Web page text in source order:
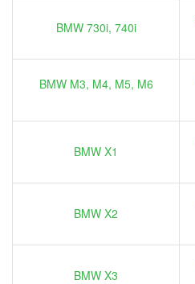
BMW 730i, 740i
BMW M3, M4, M5, M6
BMW X1
BMW X2
BMW X3